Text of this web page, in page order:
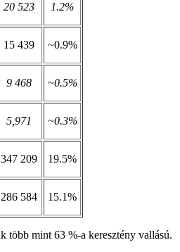
20 523 1.2%
15 439 ~0.9%
9 468 ~0.5%
5,971 ~0.3%
347 209 19.5%
286 584 15.1%
több mint 63 %-a keresztény vallású.